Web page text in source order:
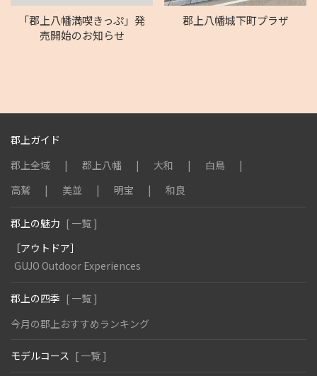
「郡上八幡満喫きっぷ」発
売開始のお知らせ
郡上八幡城下町プラザ
郡上ガイド
郡上全域
郡上八幡 大和
白鳥
高鷲
美並 明宝 和良
郡上の魅力 [ 一覧 ]
［アウトドア］
GUJO Outdoor Experiences
郡上の四季 [ 一覧 ]
今月の郡上おすすめランキング
モデルコース [ 一覧 ]